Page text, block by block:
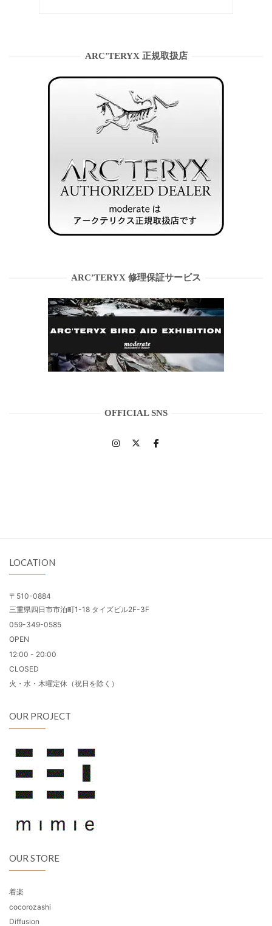
ARC’TERYX 正規取扱店
ARC’TERYX 修理保証サービス
OFFICIAL SNS
LOCATION
〒510-0884
三重県四日市市泊町1-18 タイズビル2F-3F
059-349-0585
OPEN
12:00 - 20:00
CLOSED
火・水・木曜定休（祝日を除く）
OUR PROJECT
OUR STORE
着楽
cocorozashi
Diffusion